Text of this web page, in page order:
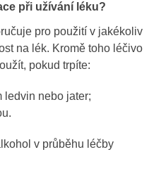
při užívání léku?
pro použití v jakékoliv
na lék. Kromě toho léčivo
pokud trpíte:
ledvin nebo jater;
v průběhu léčby